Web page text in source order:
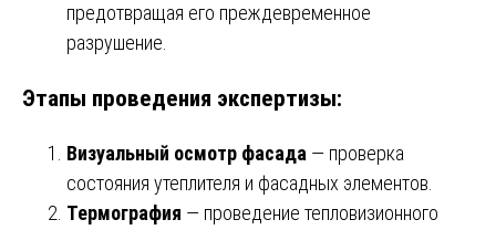
предотвращая его преждевременное
разрушение.
Этапы проведения экспертизы:
Визуальный осмотр фасада — проверка
состояния утеплителя и фасадных элементов.
Термография — проведение тепловизионного